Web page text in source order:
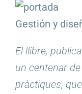
Gestión y
El llibre,
un centenar
pràctiques,